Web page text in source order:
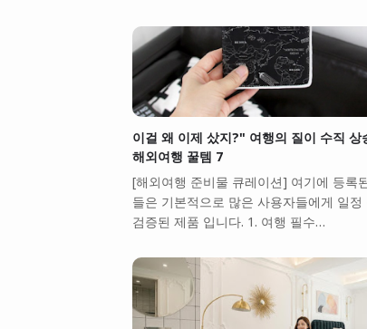
이걸 왜 이제 샀지?" 여행의 질이 수직 상
해외여행 꿀템 7
[해외여행 준비물 큐레이션] 여기에 등록
들은 기본적으로 많은 사용자들에게 일정
검증된 제품 입니다. 1. 여행 필수…